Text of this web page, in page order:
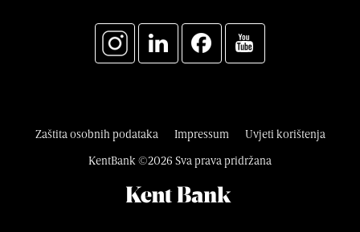
KentBank ©2026 Sva prava pridržana
Zaštita osobnih podataka Impressum Uvjeti korištenja